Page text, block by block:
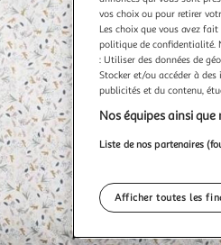
vos choix ou pour retirer
Les choix que vous avez
politique de confidentialité.
: Utiliser des données de
Stocker et/ou accéder à
publicités et du contenu,
Nos équipes ainsi
Liste de nos partenaires
Afficher toutes les